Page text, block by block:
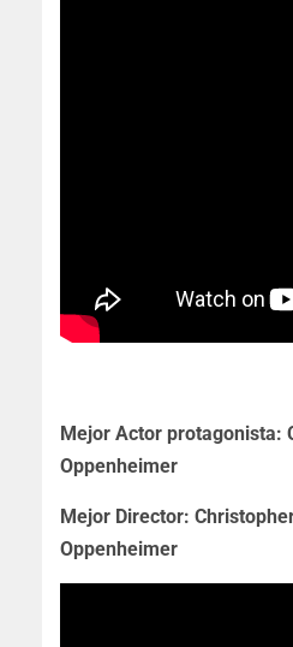
Mejor Actor protagonista:
Oppenheimer
Mejor Director:
Oppenheimer